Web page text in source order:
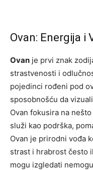
Ovan: Energija i
Ovan je prvi znak
strastvenosti i
pojedinci rođeni pod
sposobnošću da
Ovan fokusira na
služi kao podrška,
Ovan je prirodni vođa
strast i hrabrost često
mogu izgledati